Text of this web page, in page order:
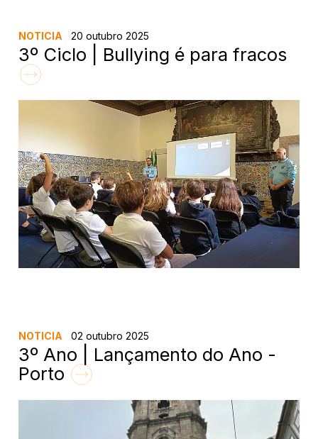
NOTICIA 20 outubro 2025
3º Ciclo | Bullying é para fracos
NOTICIA 02 outubro 2025
3º Ano | Lançamento do Ano -
Porto